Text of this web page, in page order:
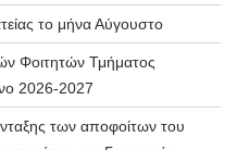
το μήνα Αύγουστο
Φοιτητών Τμήματος
2026-2027
των αποφοίτων του